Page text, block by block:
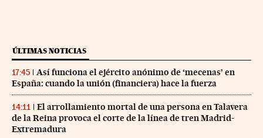
ÚLTIMAS NOTICIAS
17:45
Así funciona el ejército anónimo de ‘mecenas’ en
España: cuando la unión (financiera) hace la fuerza
14:11
El arrollamiento mortal de una persona en Talavera
de la Reina provoca el corte de la línea de tren Madrid-
Extremadura